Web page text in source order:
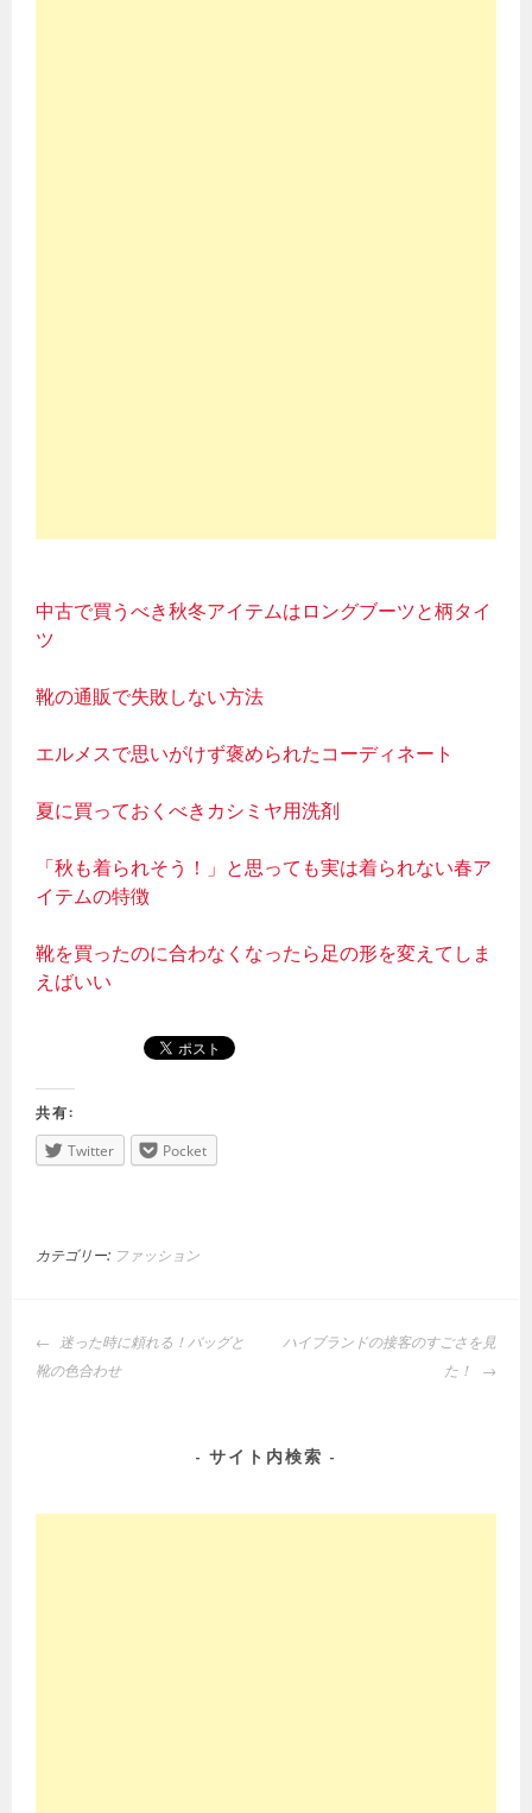
中古で買うべき秋冬アイテムはロングブーツと柄タイ
ツ
靴の通販で失敗しない方法
エルメスで思いがけず褒められたコーディネート
夏に買っておくべきカシミヤ用洗剤
「秋も着られそう！」と思っても実は着られない春ア
イテムの特徴
靴を買ったのに合わなくなったら足の形を変えてしま
えばいい
共有:
Twitter
Pocket
カテゴリー: ファッション
投
稿
シ
迷った時に頼れる！バッグと
靴の色合わせ
ハイブランドの接客のすごさを見
た！
サイト内検索